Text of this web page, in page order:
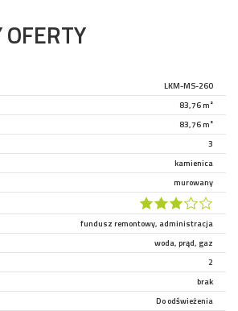
OFERTY
LKM-MS-260
83,76 m²
83,76 m²
3
kamienica
murowany
fundusz remontowy, administracja
woda, prąd, gaz
2
brak
Do odświeżenia